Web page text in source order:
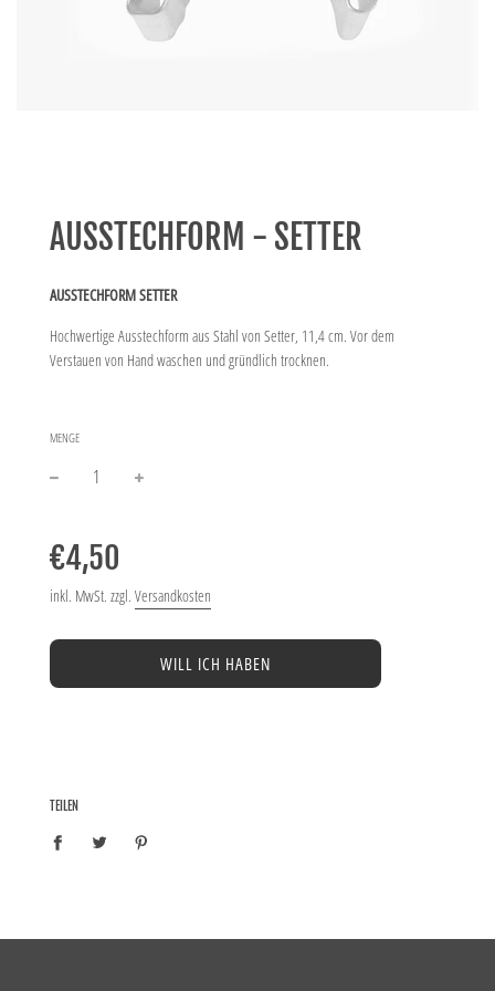
AUSSTECHFORM - SETTER
AUSSTECHFORM SETTER
Hochwertige Ausstechform aus Stahl von Setter, 11,4 cm. Vor dem
Verstauen von Hand waschen und gründlich trocknen.
MENGE
Preis
€4,50
inkl. MwSt. zzgl. Versandkosten
WILL ICH HABEN
TEILEN